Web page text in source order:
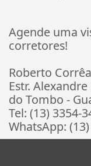
Agende uma
corretores!
Roberto
Estr.
do Tombo -
Tel: (13) 3354-
WhatsApp: